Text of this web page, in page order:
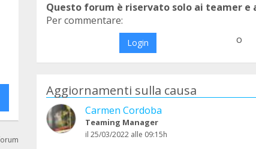
Questo forum è riservato solo ai teamer
Per commentare:
Login o
Aggiornamenti sulla causa
Carmen Cordoba
Teaming Manager
il 25/03/2022 alle 09:15h